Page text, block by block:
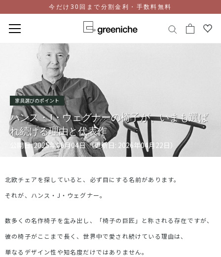
今だけ30回まで分割金利・手数料無料
家具選びのポイント
ハンス・J・ウェグナーの椅子が、いまも選ば
れ続ける理由と代表作
公開日: 2025年06月04日 （更新日: 2026年04月22日）
北欧チェアを探していると、必ず目にする名前があります。
それが、ハンス・ J ・ウェグナー。
数多くの名作椅子を生み出し、「椅子の巨匠」と称される存在ですが、
彼の椅子がここまで長く、世界中で愛され続けている理由は、
単なるデザイン性や知名度だけではありません。